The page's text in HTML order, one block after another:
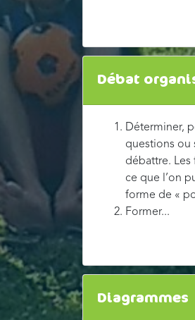
Débat
Déterminer,
questions ou
débattre. Les
ce que l’on
forme de «
Former...
Diagrammes